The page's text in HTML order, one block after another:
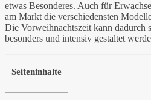
etwas Besonderes. Auch für
am Markt die verschiedensten
Die Vorweihnachtszeit kann dadurch
besonders und intensiv gestaltet
Seiteninhalte